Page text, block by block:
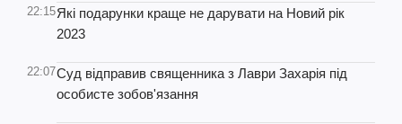
22:15Які подарунки краще не дарувати на Новий рік
2023
22:07Суд відправив священника з Лаври Захарія під
особисте зобов'язання